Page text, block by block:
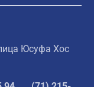
Юсуфа Хос